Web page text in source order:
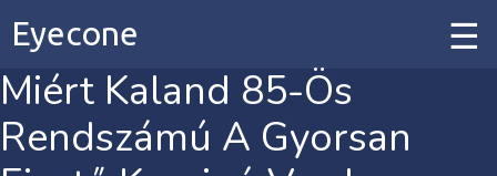
Eyecone
Home
Our Work
Miért Kaland 85-Ös
Rendszámú A Gyorsan